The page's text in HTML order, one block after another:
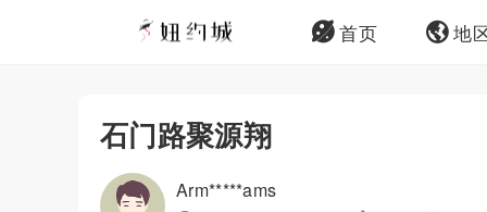
首页 地
石门路聚源翔
Arm*****ams